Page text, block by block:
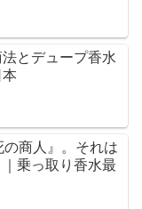
法とデュープ香水
本
商人』。それは
乗っ取り香水最